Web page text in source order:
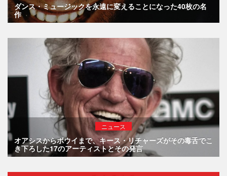
ダンス・ミュージックを永遠に変えることになった40枚の名
作
ニュース
オアシスからボウイまで、キース・リチャーズがその毒舌でこ
き下ろした17のアーティストとその発言